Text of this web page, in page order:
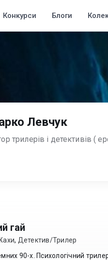
Конкурси Блоги
Левчук
трилерів і детективів (
гай
, Детектив/Трилер
х. Психологічний трилер із містикою. Ліза